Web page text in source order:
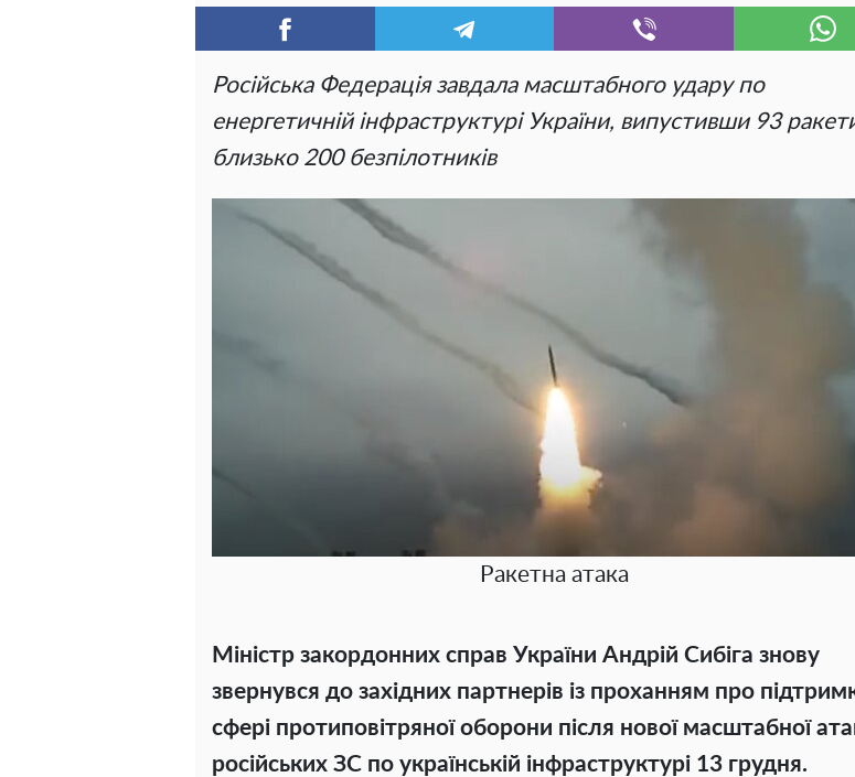
Російська Федерація завдала масштабного удару по
енергетичній інфраструктурі України, випустивши 93
близько 200 безпілотників
Ракетна атака
Міністр закордонних справ України Андрій Сибіга знову
звернувся до західних партнерів із проханням про
сфері протиповітряної оборони після нової масштабної
російських ЗС по українській інфраструктурі 13 грудня.